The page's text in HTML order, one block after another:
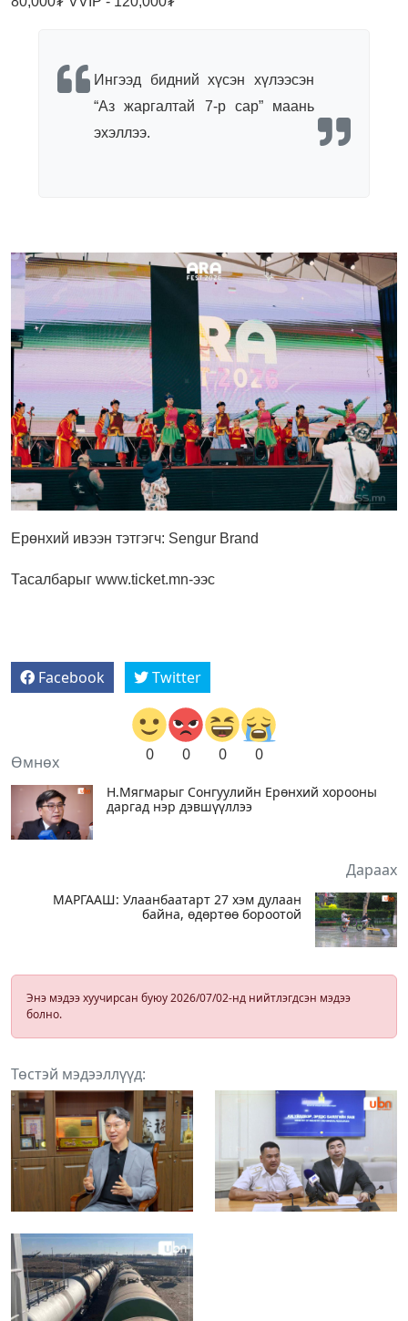
Ингээд бидний хүсэн хүлээсэн
“Аз жаргалтай 7-р сар” маань
эхэллээ.
Ерөнхий ивээн тэтгэгч: Sengur Brand
Тасалбарыг www.ticket.mn-ээс
Facebook Twitter
0 0 0 0
Өмнөх
Н.Мягмарыг Сонгуулийн Ерөнхий хорооны
даргад нэр дэвшүүллээ
Дараах
МАРГААШ: Улаанбаатарт 27 хэм дулаан
байна, өдөртөө бороотой
Энэ мэдээ хуучирсан буюу 2026/07/02-нд нийтлэгдсэн мэдээ
болно.
Төстэй мэдээллүүд: